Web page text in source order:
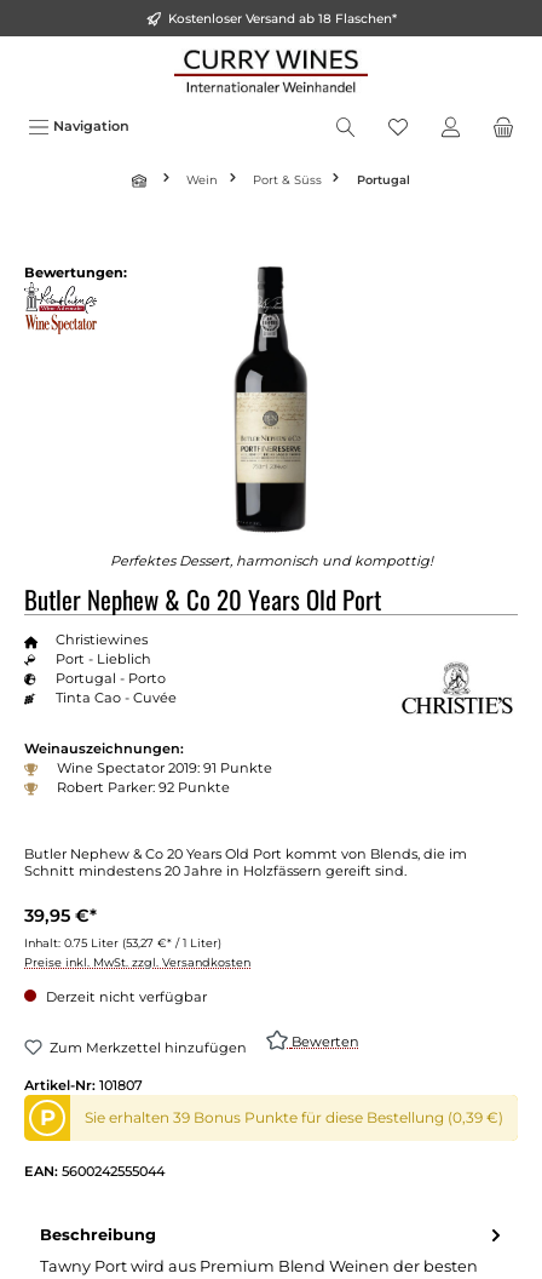
Kostenloser Versand ab 18 Flaschen*
Navigation
Wein Port & Süss Portugal
Bewertungen:
Perfektes Dessert, harmonisch und kompottig!
Butler Nephew & Co 20 Years Old Port
Christiewines
Port - Lieblich
Portugal - Porto
Tinta Cao - Cuvée
Weinauszeichnungen:
Wine Spectator 2019: 91 Punkte
Robert Parker: 92 Punkte
Butler Nephew & Co 20 Years Old Port kommt von Blends, die im
Schnitt mindestens 20 Jahre in Holzfässern gereift sind.
39,95 €*
Inhalt: 0.75 Liter (53,27 €* / 1 Liter)
Preise inkl. MwSt. zzgl. Versandkosten
Derzeit nicht verfügbar
Zum Merkzettel hinzufügen Bewerten
Artikel-Nr: 101807
P Sie erhalten 39 Bonus Punkte für diese Bestellung (0,39 €)
EAN: 5600242555044
Beschreibung
Tawny Port wird aus Premium Blend Weinen der besten